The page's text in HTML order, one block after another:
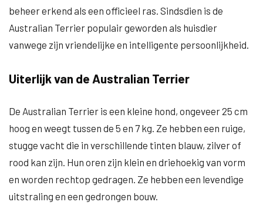
beheer erkend als een officieel ras. Sindsdien is de
Australian Terrier populair geworden als huisdier
vanwege zijn vriendelijke en intelligente persoonlijkheid.
Uiterlijk van de Australian Terrier
De Australian Terrier is een kleine hond, ongeveer 25 cm
hoog en weegt tussen de 5 en 7 kg. Ze hebben een ruige,
stugge vacht die in verschillende tinten blauw, zilver of
rood kan zijn. Hun oren zijn klein en driehoekig van vorm
en worden rechtop gedragen. Ze hebben een levendige
uitstraling en een gedrongen bouw.